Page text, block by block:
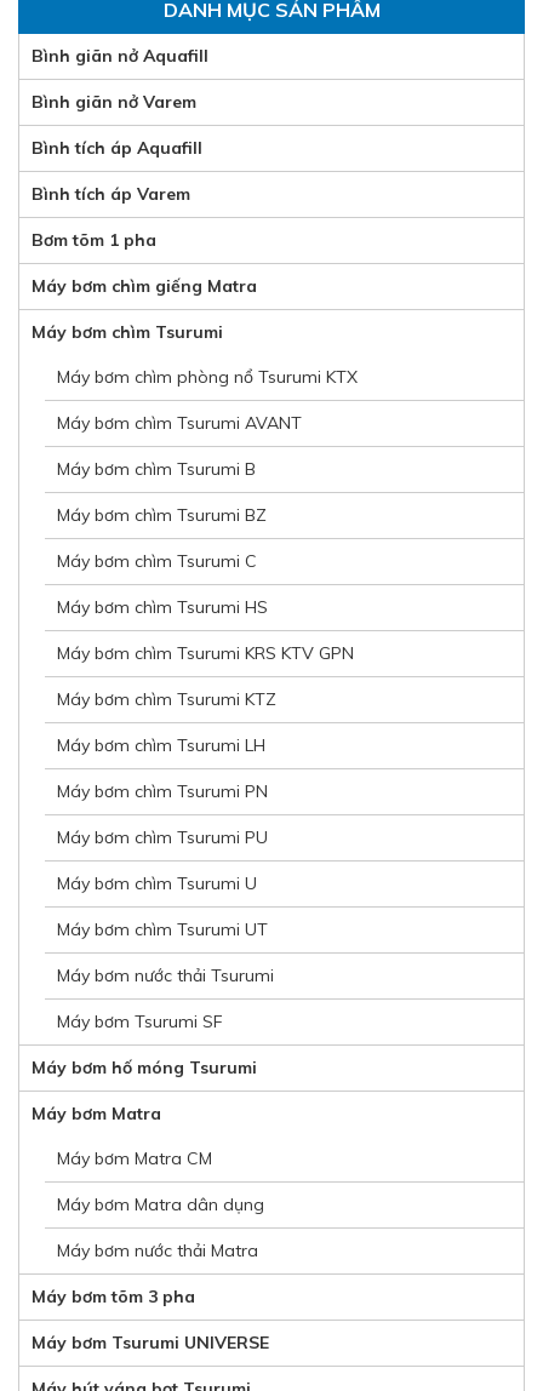
DANH MỤC SẢN PHẨM
Bình giãn nở Aquafill
Bình giãn nở Varem
Bình tích áp Aquafill
Bình tích áp Varem
Bơm tõm 1 pha
Máy bơm chìm giếng Matra
Máy bơm chìm Tsurumi
Máy bơm chìm phòng nổ Tsurumi KTX
Máy bơm chìm Tsurumi AVANT
Máy bơm chìm Tsurumi B
Máy bơm chìm Tsurumi BZ
Máy bơm chìm Tsurumi C
Máy bơm chìm Tsurumi HS
Máy bơm chìm Tsurumi KRS KTV GPN
Máy bơm chìm Tsurumi KTZ
Máy bơm chìm Tsurumi LH
Máy bơm chìm Tsurumi PN
Máy bơm chìm Tsurumi PU
Máy bơm chìm Tsurumi U
Máy bơm chìm Tsurumi UT
Máy bơm nước thải Tsurumi
Máy bơm Tsurumi SF
Máy bơm hố móng Tsurumi
Máy bơm Matra
Máy bơm Matra CM
Máy bơm Matra dân dụng
Máy bơm nước thải Matra
Máy bơm tõm 3 pha
Máy bơm Tsurumi UNIVERSE